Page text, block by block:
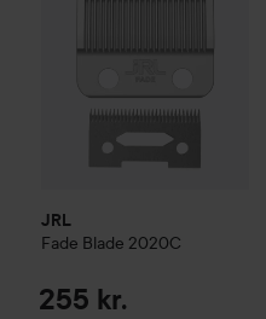
JRL
Fade Blade 2020C
255 kr.